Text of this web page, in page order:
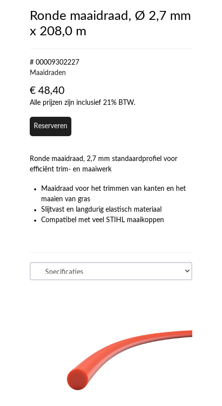
Ronde maaidraad, Ø 2,7 mm
x 208,0 m
# 00009302227
Maaidraden
€ 48,40
Alle prijzen zijn inclusief 21% BTW.
Reserveren
Ronde maaidraad, 2,7 mm standaardprofiel voor
efficiënt trim- en maaiwerk
Maaidraad voor het trimmen van kanten en het
maaien van gras
Slijtvast en langdurig elastisch materiaal
Compatibel met veel STIHL maaikoppen